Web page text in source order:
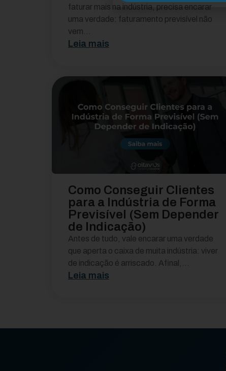
faturar mais na indústria, precisa encarar
uma verdade: faturamento previsível não
vem...
Leia mais
Como Conseguir Clientes
para a Indústria de Forma
Previsível (Sem Depender
de Indicação)
Antes de tudo, vale encarar uma verdade
que aperta o caixa de muita indústria: viver
de indicação é arriscado. Afinal,...
Leia mais